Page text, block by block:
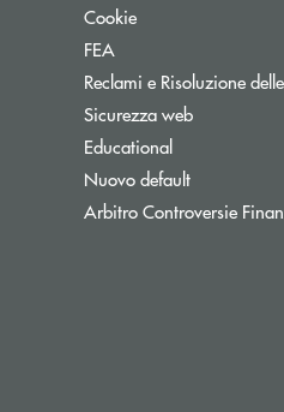
Cookie
FEA
Reclami e Risoluzione
Sicurezza web
Educational
Nuovo default
Arbitro Controversie